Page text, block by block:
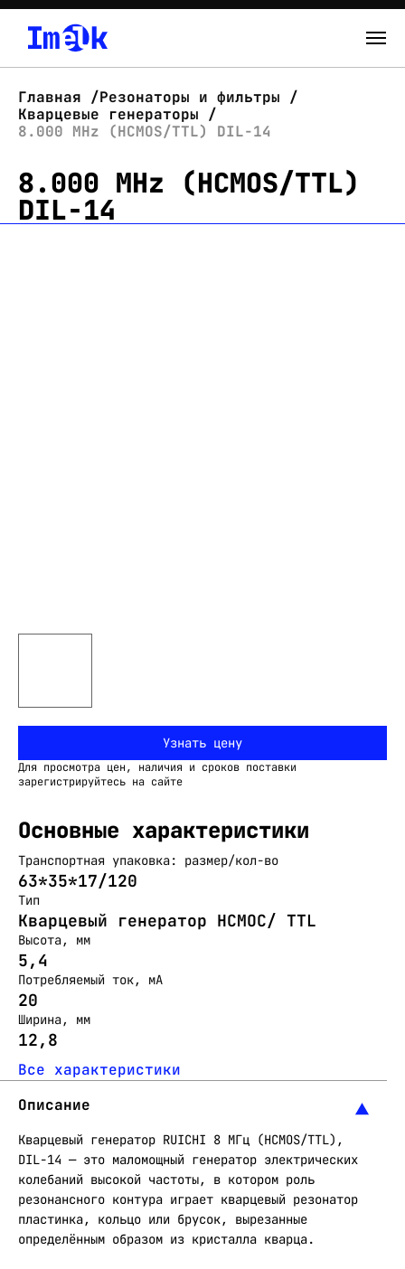
О нас
Новости
Склад
Главная
Резонаторы и фильтры
Кварцевые генераторы
8.000 MHz (HCMOS/TTL) DIL-14
8.000 MHz (HCMOS/TTL)
DIL-14
Узнать цену
Для просмотра цен, наличия и сроков поставки
зарегистрируйтесь на сайте
Основные характеристики
Транспортная упаковка: размер/кол-во
63*35*17/120
Тип
Кварцевый генератор HCMOC/ TTL
Высота, мм
5,4
Потребляемый ток, мА
20
Ширина, мм
12,8
Все характеристики
Описание
Кварцевый генератор RUICHI 8 МГц (HCMOS/TTL),
DIL-14 — это маломощный генератор электрических
колебаний высокой частоты, в котором роль
резонансного контура играет кварцевый резонатор
пластинка, кольцо или брусок, вырезанные
определённым образом из кристалла кварца.